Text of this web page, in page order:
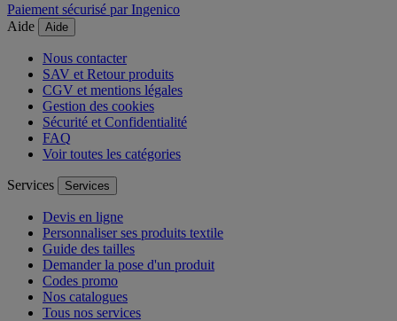
Paiement sécurisé par Ingenico
Aide
Aide
Nous contacter
SAV et Retour produits
CGV et mentions légales
Gestion des cookies
Sécurité et Confidentialité
FAQ
Voir toutes les catégories
Services Services
Devis en ligne
Personnaliser ses produits textile
Guide des tailles
Demander la pose d'un produit
Codes promo
Nos catalogues
Tous nos services